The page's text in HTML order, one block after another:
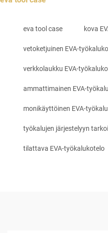
eva tool case kova
vetoketjuinen EVA-
verkkolaukku EVA-
ammattimainen EVA-
monikäyttöinen EVA-
työkalujen järjestelyyn
tilattava EVA-työkalukotelo